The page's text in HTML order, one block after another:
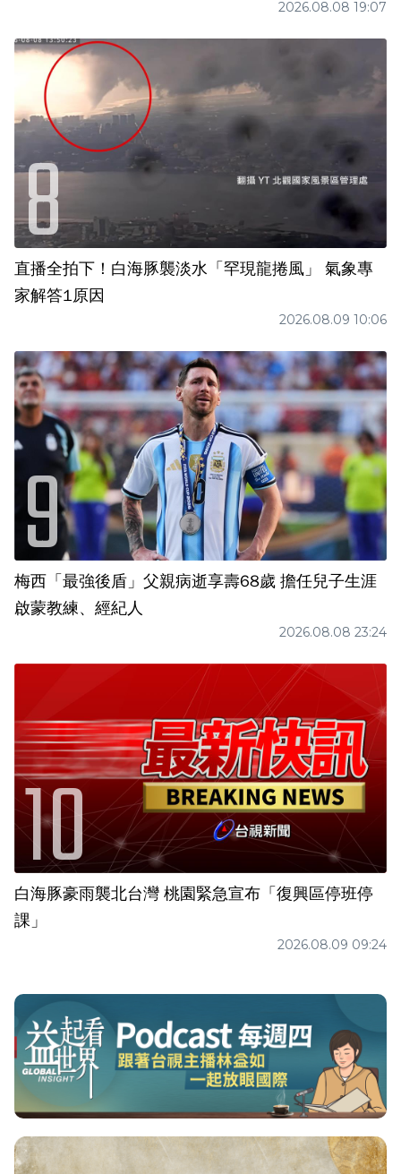
2026.08.08 19:07
直播全拍下！白海豚襲淡水「罕現龍捲風」 氣象專
家解答1原因
2026.08.09 10:06
梅西「最強後盾」父親病逝享壽68歲 擔任兒子生涯
啟蒙教練、經紀人
2026.08.08 23:24
白海豚豪雨襲北台灣 桃園緊急宣布「復興區停班停
課」
2026.08.09 09:24